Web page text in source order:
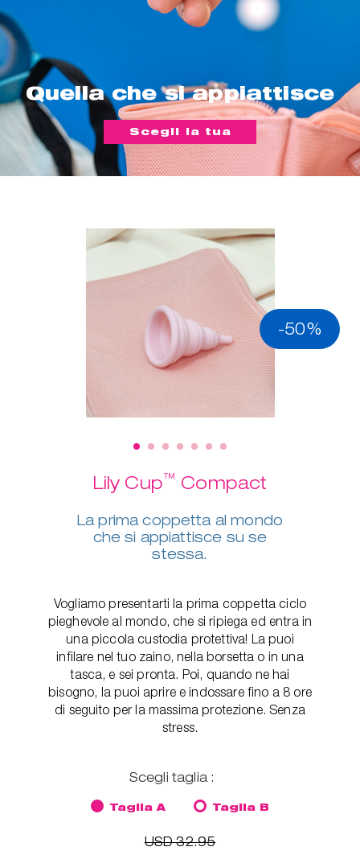
Quella che si appiattisce
Scegli la tua
-50%
Lily Cup™ Compact
La prima coppetta al mondo
che si appiattisce su se
stessa.
Vogliamo presentarti la prima coppetta ciclo
pieghevole al mondo, che si ripiega ed entra in
una piccola custodia protettiva! La puoi
infilare nel tuo zaino, nella borsetta o in una
tasca, e sei pronta. Poi, quando ne hai
bisogno, la puoi aprire e indossare fino a 8 ore
di seguito per la massima protezione. Senza
stress.
Scegli taglia :
Taglia A Taglia B
USD 32.95